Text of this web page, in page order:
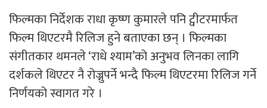
फिल्मका निर्देशक राधा कृष्ण कुमारले पनि ट्वीटरमार्फत
फिल्म थिएटरमै रिलिज हुने बताएका छन् । फिल्मका
संगीतकार थमनले ‘राधे श्याम’को अनुभव लिनका लागि
दर्शकले थिएटर नै रोज्नुपर्ने भन्दै फिल्म थिएटरमा रिलिज गर्ने
निर्णयको स्वागत गरे ।